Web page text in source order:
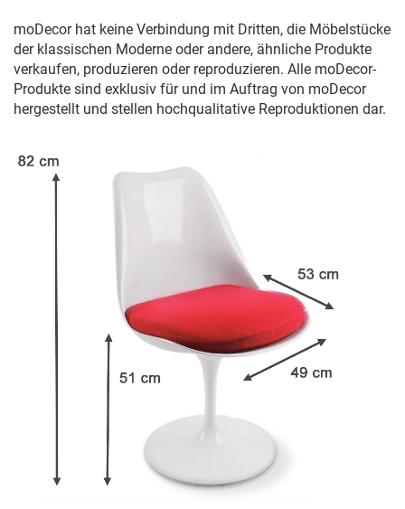
moDecor hat keine Verbindung mit Dritten, die Möbelstücke
der klassischen Moderne oder andere, ähnliche Produkte
verkaufen, produzieren oder reproduzieren. Alle moDecor-
Produkte sind exklusiv für und im Auftrag von moDecor
hergestellt und stellen hochqualitative Reproduktionen dar.